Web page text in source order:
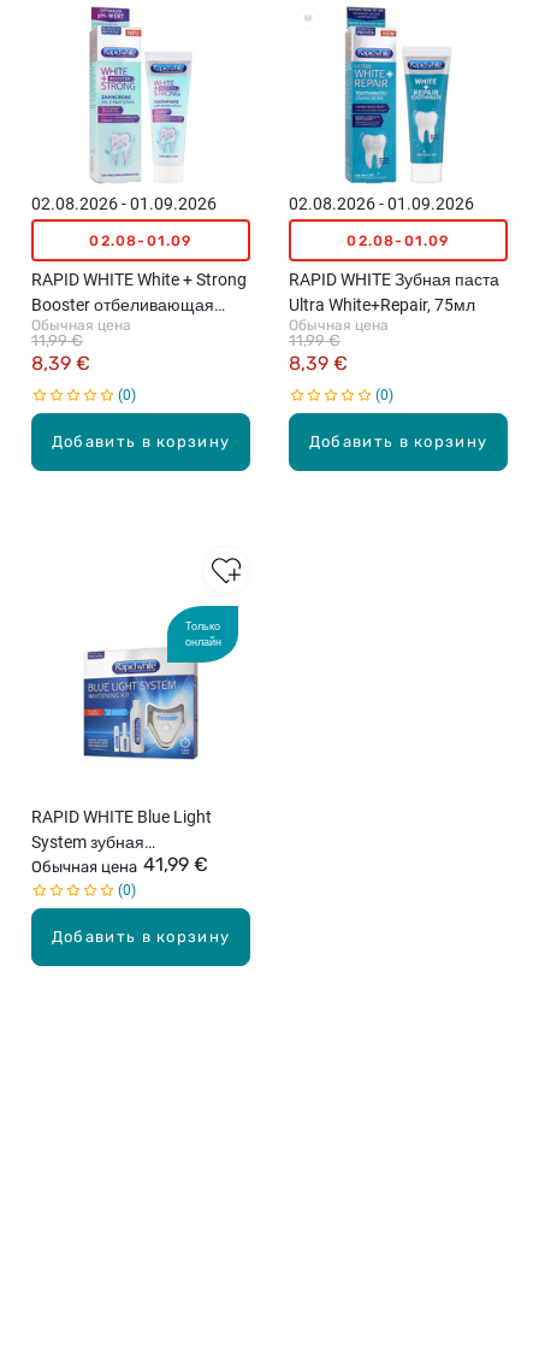
Добавить в корзину
02.08.2026 - 01.09.2026
02.08-01.09
RAPID WHITE White + Strong
Booster отбеливающая
зубная паста, 75мл
Обычная цена
8,39 €
11,99 €
0
Добавить в корзину
02.08.2026 - 01.09.2026
02.08-01.09
RAPID WHITE Зубная паста
Ultra White+Repair, 75мл
Обычная цена
8,39 €
11,99 €
0
Только
онлайн
Добавить в корзину
RAPID WHITE Blue Light
System зубная
отбеливающая система
Обычная цена 41,99 €
0